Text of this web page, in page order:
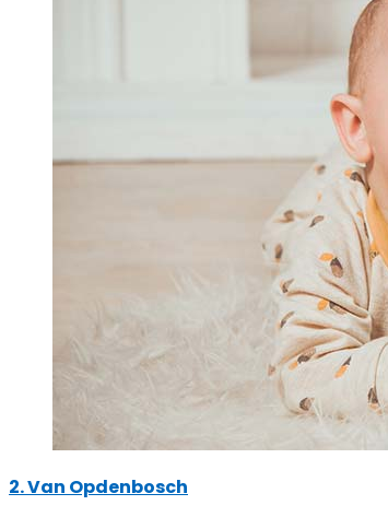
2. Van Opdenbosch